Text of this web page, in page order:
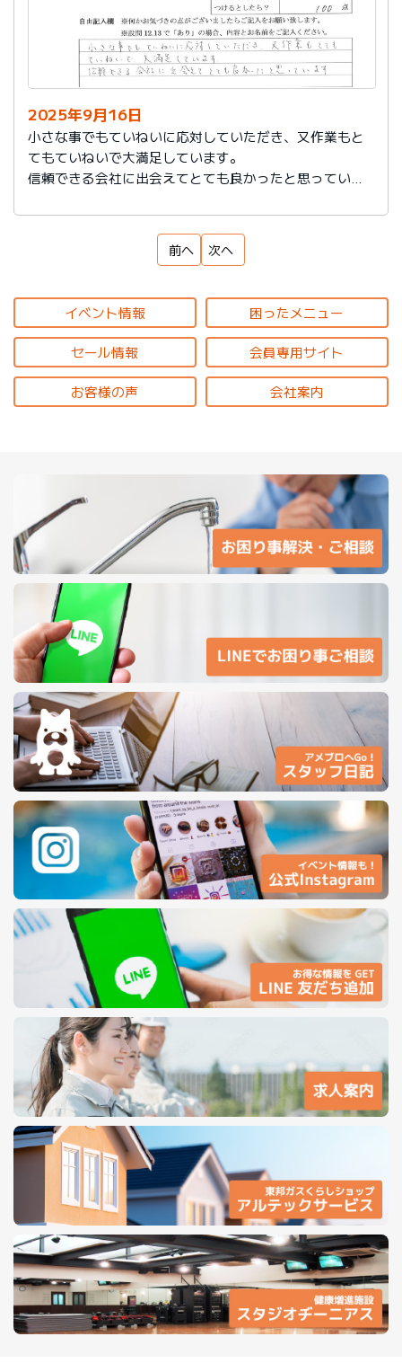
2025年9月16日
小さな事でもていねいに応対していただき、又作業もと
てもていねいで大満足しています。
信頼できる会社に出会えてとても良かったと思っていま
前へ 次へ
イベント情報 困ったメニュー
セール情報 会員専用サイト
お客様の声 会社案内